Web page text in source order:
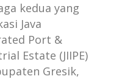
kedua yang
Java
Port &
Estate (JIIPE)
Gresik,